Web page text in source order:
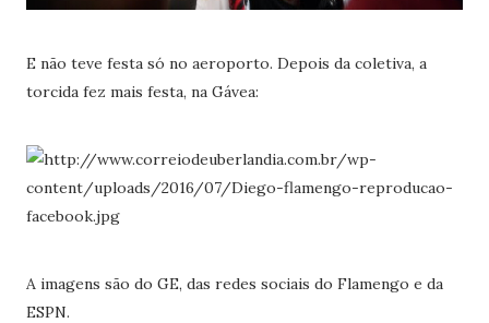
E não teve festa só no aeroporto. Depois da coletiva, a
torcida fez mais festa, na Gávea:
A imagens são do GE, das redes sociais do Flamengo e da
ESPN.